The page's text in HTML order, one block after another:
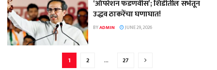
‘ऑपरेशन फडणवीस’; शिर्डीतील सभेतून
उद्धव ठाकरेंचा घणाघात!
BYADMIN JUNE 29, 2026
1 2 … 27